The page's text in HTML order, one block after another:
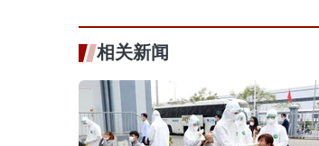
相关新闻